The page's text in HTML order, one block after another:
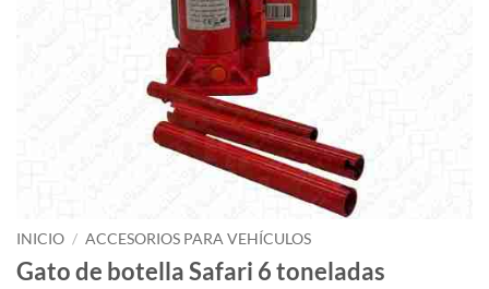
INICIO / ACCESORIOS PARA VEHÍCULOS
Gato de botella Safari 6 toneladas